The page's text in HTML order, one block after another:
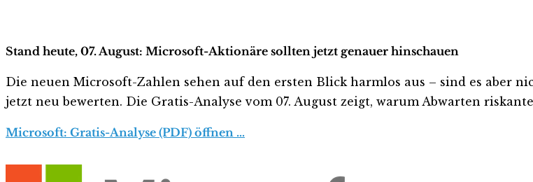
Stand heute, 07. August: Microsoft-Aktionäre sollten jetzt genauer hinschauen
Die neuen Microsoft-Zahlen sehen auf den ersten Blick harmlos aus – sind es aber
jetzt neu bewerten. Die Gratis-Analyse vom 07. August zeigt, warum Abwarten
Microsoft: Gratis-Analyse (PDF) öffnen …